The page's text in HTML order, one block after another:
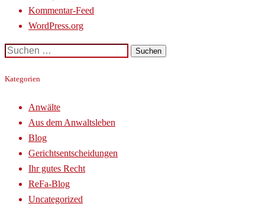
Kommentar-Feed
WordPress.org
Suchen
Kategorien
Anwälte
Aus dem Anwaltsleben
Blog
Gerichtsentscheidungen
Ihr gutes Recht
ReFa-Blog
Uncategorized